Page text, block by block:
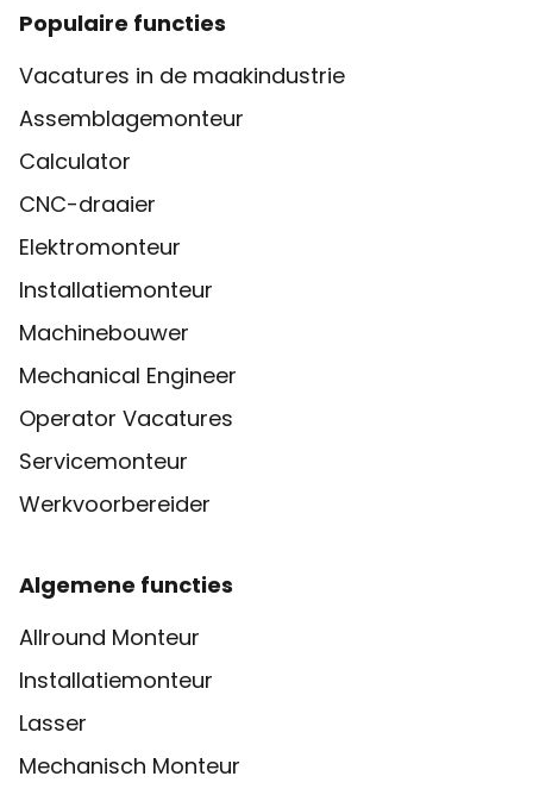
Populaire functies
Vacatures in de maakindustrie
Assemblagemonteur
Calculator
CNC-draaier
Elektromonteur
Installatiemonteur
Machinebouwer
Mechanical Engineer
Operator Vacatures
Servicemonteur
Werkvoorbereider
Algemene functies
Allround Monteur
Installatiemonteur
Lasser
Mechanisch Monteur